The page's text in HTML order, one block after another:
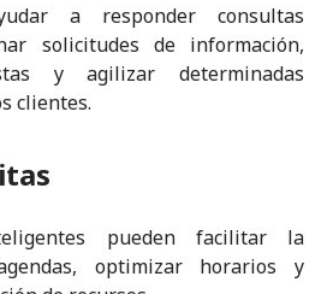
a responder consultas
solicitudes de información,
y agilizar determinadas
clientes.
pueden facilitar la
optimizar horarios y